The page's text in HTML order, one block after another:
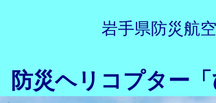
岩手県防災航
防災ヘリコプター